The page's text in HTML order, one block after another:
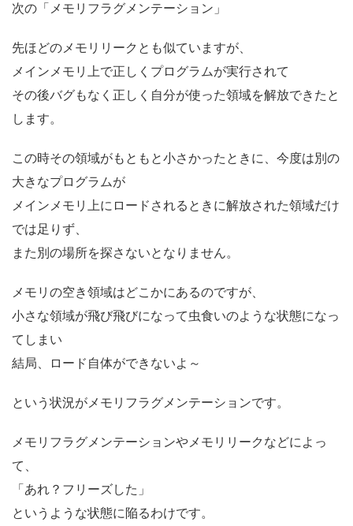
次の「メモリフラグメンテーション」
先ほどのメモリリークとも似ていますが、
メインメモリ上で正しくプログラムが実行されて
その後バグもなく正しく自分が使った領域を解放できたと
します。
この時その領域がもともと小さかったときに、今度は別の
大きなプログラムが
メインメモリ上にロードされるときに解放された領域だけ
では足りず、
また別の場所を探さないとなりません。
メモリの空き領域はどこかにあるのですが、
小さな領域が飛び飛びになって虫食いのような状態になっ
てしまい
結局、ロード自体ができないよ～
という状況がメモリフラグメンテーションです。
メモリフラグメンテーションやメモリリークなどによっ
て、
「あれ？フリーズした」
というような状態に陥るわけです。